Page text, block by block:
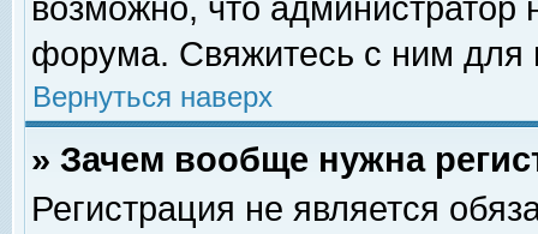
возможно, что
форума. Свяжитесь с ним для
Вернуться наверх
» Зачем вообще нужна
Регистрация не является